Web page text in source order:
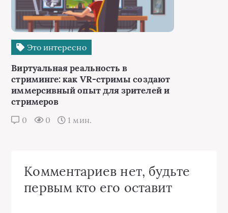
Это интересно
Виртуальная реальность в
стриминге: как VR-стримы создают
иммерсивный опыт для зрителей и
стримеров
0 0 1 мин.
Комментариев нет, будьте
первым кто его оставит